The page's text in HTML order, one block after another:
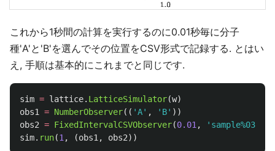
これから1秒間の計算を実行するのに0.01秒毎に分子
種'A'と'B'を選んでその位置をCSV形式で記録する. とはい
え, 手順は基本的にこれまでと同じです.
sim = lattice. LatticeSimulator(w)
obs1
= NumberObserver(( 'A' , ' B' ))
obs2 = FixedIntervalCSVObserver(0.01 , '
sim. run(1 , (obs1 , obs2))